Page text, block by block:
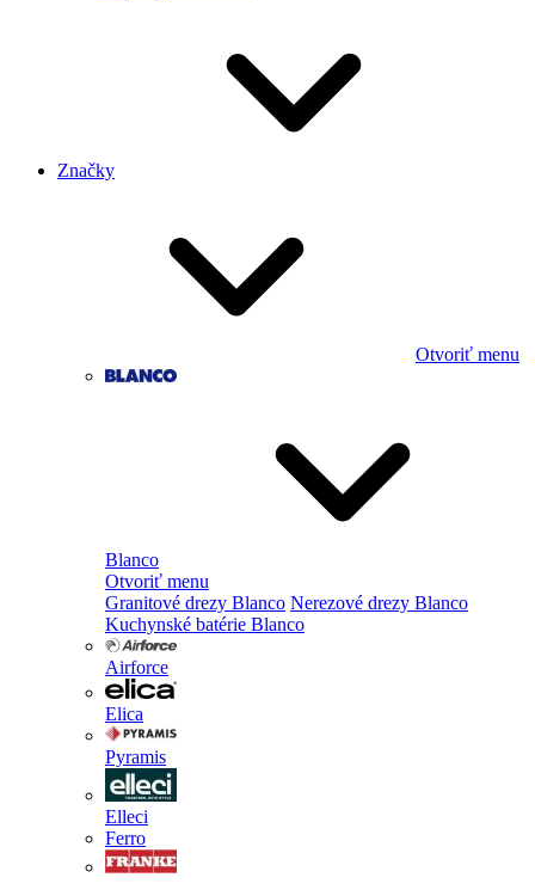
Značky
Otvoriť menu
Blanco
Otvoriť menu
Granitové drezy Blanco Nerezové drezy Blanco
Kuchynské batérie Blanco
Airforce
Elica
Pyramis
Elleci
Ferro